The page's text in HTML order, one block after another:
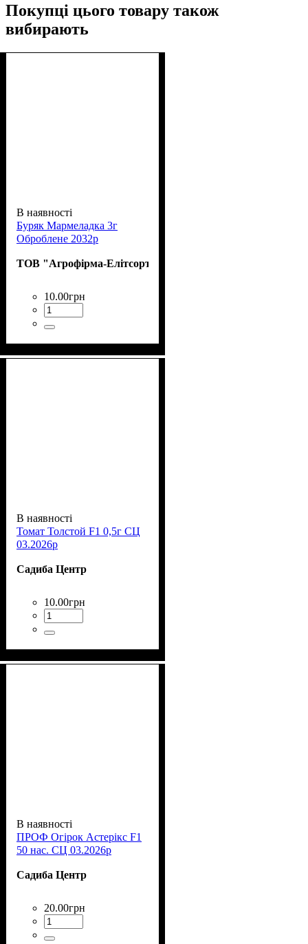
Покупці цього товару також
вибирають
В наявності
Буряк Мармеладка 3г
Оброблене 2032р
ТОВ "Агрофірма-Елітсортнасіння"
10.00грн
В наявності
Томат Толстой F1 0,5г СЦ
03.2026р
Садиба Центр
10.00грн
В наявності
ПРОФ Огірок Астерікс F1
50 нас. СЦ 03.2026р
Садиба Центр
20.00грн